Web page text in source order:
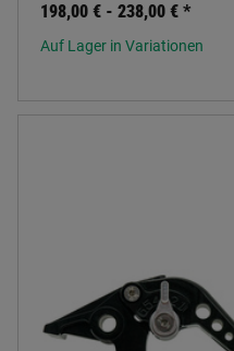
198,00 € - 238,00 € *
Auf Lager in Variationen